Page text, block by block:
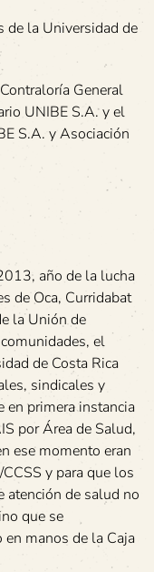
de la Universidad de
General
UNIBE S.A. y el
S.A. y Asociación
año de la lucha
de Oca, Curridabat
la Unión de
el
de Costa Rica
sindicales y
en primera instancia
por Área de Salud,
ese momento eran
y para que los
atención de salud no
que se
manos de la Caja